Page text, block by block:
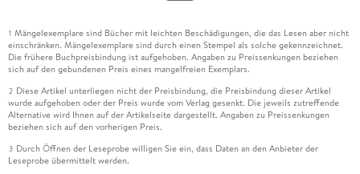
1 Mängelexemplare sind Bücher mit leichten Beschädigungen, die das Lesen aber nicht
einschränken. Mängelexemplare sind durch einen Stempel als solche gekennzeichnet.
Die frühere Buchpreisbindung ist aufgehoben. Angaben zu Preissenkungen beziehen
sich auf den gebundenen Preis eines mangelfreien Exemplars.
2 Diese Artikel unterliegen nicht der Preisbindung, die Preisbindung dieser Artikel
wurde aufgehoben oder der Preis wurde vom Verlag gesenkt. Die jeweils zutreffende
Alternative wird Ihnen auf der Artikelseite dargestellt. Angaben zu Preissenkungen
beziehen sich auf den vorherigen Preis.
3 Durch Öffnen der Leseprobe willigen Sie ein, dass Daten an den Anbieter der
Leseprobe übermittelt werden.